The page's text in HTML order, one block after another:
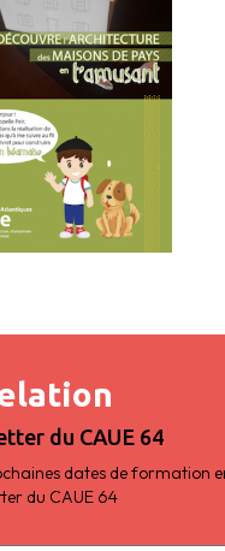
du CAUE 64
dates de formation
du CAUE 64